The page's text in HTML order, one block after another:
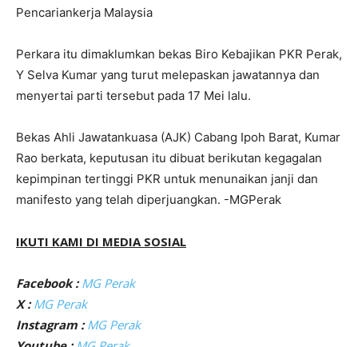
Pencariankerja Malaysia
Perkara itu dimaklumkan bekas Biro Kebajikan PKR Perak,
Y Selva Kumar yang turut melepaskan jawatannya dan
menyertai parti tersebut pada 17 Mei lalu.
Bekas Ahli Jawatankuasa (AJK) Cabang Ipoh Barat, Kumar
Rao berkata, keputusan itu dibuat berikutan kegagalan
kepimpinan tertinggi PKR untuk menunaikan janji dan
manifesto yang telah diperjuangkan. -MGPerak
IKUTI KAMI DI MEDIA SOSIAL
Facebook : MG Perak
X : MG Perak
Instagram : MG Perak